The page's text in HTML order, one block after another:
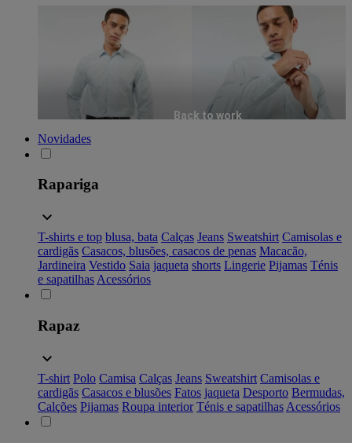
Back to work
Novidades
Rapariga
T-shirts e top blusa, bata Calças Jeans Sweatshirt Camisolas e
cardigãs Casacos, blusões, casacos de penas Macacão,
Jardineira Vestido Saia jaqueta shorts Lingerie Pijamas Ténis
e sapatilhas Acessórios
Rapaz
T-shirt Polo Camisa Calças Jeans Sweatshirt Camisolas e
cardigãs Casacos e blusões Fatos jaqueta Desporto Bermudas,
Calções Pijamas Roupa interior Ténis e sapatilhas Acessórios